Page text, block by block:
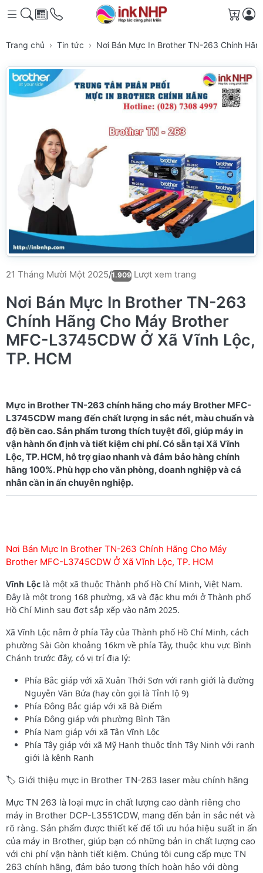
Giỏ
Trang chủ Tin tức Nơi Bán Mực In Brother TN-263 Chính
21 Tháng Mười Một 2025/1.909 Lượt xem trang
Nơi Bán Mực In Brother TN-263
Chính Hãng Cho Máy Brother
MFC-L3745CDW Ở Xã Vĩnh Lộc,
TP. HCM
Mực in Brother TN-263 chính hãng cho máy Brother MFC-
L3745CDW mang đến chất lượng in sắc nét, màu chuẩn và
độ bền cao. Sản phẩm tương thích tuyệt đối, giúp máy in
vận hành ổn định và tiết kiệm chi phí. Có sẵn tại Xã Vĩnh
Lộc, TP. HCM, hỗ trợ giao nhanh và đảm bảo hàng chính
hãng 100%. Phù hợp cho văn phòng, doanh nghiệp và cá
Nơi Bán Mực In Brother TN-263 Chính Hãng Cho Máy
Brother MFC-L3745CDW Ở Xã Vĩnh Lộc, TP. HCM
Vĩnh Lộc là một xã thuộc Thành phố Hồ Chí Minh, Việt Nam.
Đây là một trong 168 phường, xã và đặc khu mới ở Thành phố
Hồ Chí Minh sau đợt sắp xếp vào năm 2025.
Xã Vĩnh Lộc nằm ở phía Tây của Thành phố Hồ Chí Minh, cách
phường Sài Gòn khoảng 16km về phía Tây, thuộc khu vực Bình
Chánh trước đây, có vị trí địa lý:
Phía Bắc giáp với xã Xuân Thới Sơn với ranh giới là đường
Nguyễn Văn Bứa (hay còn gọi là Tỉnh lộ 9)
Phía Đông Bắc giáp với xã Bà Điểm
Phía Đông giáp với phường Bình Tân
Phía Nam giáp với xã Tân Vĩnh Lộc
Phía Tây giáp với xã Mỹ Hạnh thuộc tỉnh Tây Ninh với ranh
giới là kênh Ranh
🏷️ Giới thiệu mực in Brother TN-263 laser màu chính hãng
Mực TN 263 là loại mực in chất lượng cao dành riêng cho
máy in Brother DCP-L3551CDW, mang đến bản in sắc nét và
rõ ràng. Sản phẩm được thiết kế để tối ưu hóa hiệu suất in ấn
của máy in Brother, giúp bạn có những bản in chất lượng cao
với chi phí vận hành tiết kiệm. Chúng tôi cung cấp mực TN
263 chính hãng, đảm bảo tương thích hoàn hảo với dòng